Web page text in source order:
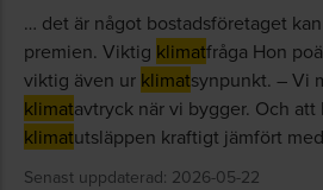
… det är något bostadsföretaget
premien. Viktig klimatfråga Hon
viktig även ur klimatsynpunkt. – Vi
klimatavtryck när vi bygger. Och
klimatutsläppen kraftigt jämfört
Senast uppdaterad: 2026-05-22